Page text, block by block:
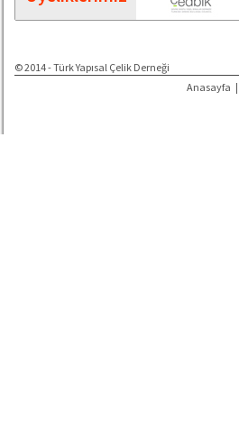
© 2014 - Türk Yapısal Çelik Derneği
Anasayfa |